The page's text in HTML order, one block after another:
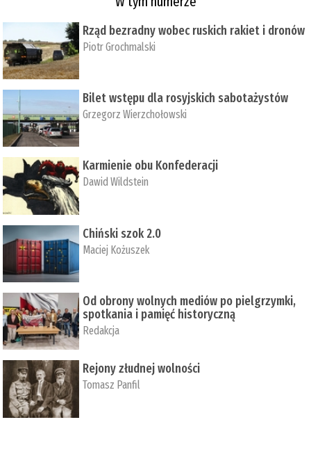
Rząd bezradny wobec ruskich rakiet i dronów
Piotr Grochmalski
Bilet wstępu dla rosyjskich sabotażystów
Grzegorz Wierzchołowski
Karmienie obu Konfederacji
Dawid Wildstein
Chiński szok 2.0
Maciej Kożuszek
Od obrony wolnych mediów po pielgrzymki,
spotkania i pamięć historyczną
Redakcja
Rejony złudnej wolności
Tomasz Panfil